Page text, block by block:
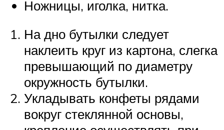
Ножницы, иголка, нитка.
На дно бутылки следует
наклеить круг из картона, слегка
превышающий по диаметру
окружность бутылки.
Укладывать конфеты рядами
вокруг стеклянной основы,